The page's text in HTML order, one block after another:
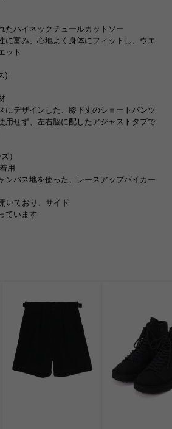
たハイネックチュールカットソー
に富み、心地よく身体にフィットし、ウエ
ット
)
にデザインした、膝下丈のショートパンツ
用せず、左右脇に配したアジャストタブで
）
用
ンバス地を使った、レースアップバイカー
いており、サイド
ています